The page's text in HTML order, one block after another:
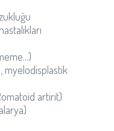
myelodisplastik
artirit)